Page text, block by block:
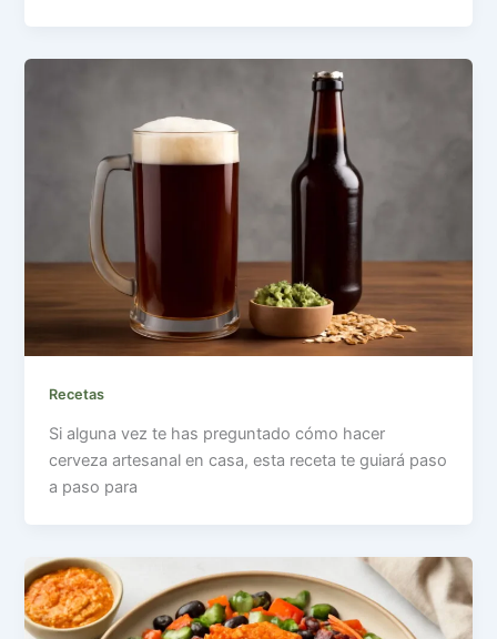
Recetas
Si alguna vez te has preguntado cómo hacer
cerveza artesanal en casa, esta receta te guiará paso
a paso para